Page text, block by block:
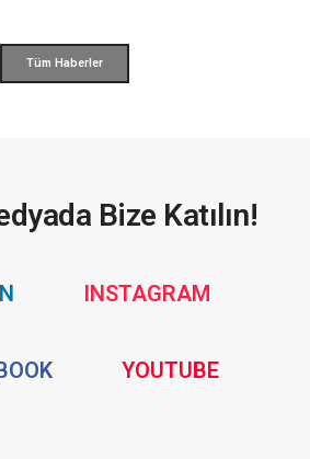
Tüm Haberler
Bize Katılın!
Social INSTAGRAMSocial
Social YOUTUBESocial